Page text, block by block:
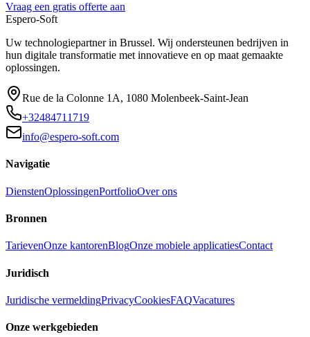
Vraag een gratis offerte aan
Espero-Soft
Uw technologiepartner in Brussel. Wij ondersteunen bedrijven in
hun digitale transformatie met innovatieve en op maat gemaakte
oplossingen.
Rue de la Colonne 1A, 1080 Molenbeek-Saint-Jean
+32484711719
info@espero-soft.com
Navigatie
DienstenOplossingenPortfolioOver ons
Bronnen
TarievenOnze kantorenBlogOnze mobiele applicatiesContact
Juridisch
Juridische vermeldingPrivacyCookiesFAQVacatures
Onze werkgebieden